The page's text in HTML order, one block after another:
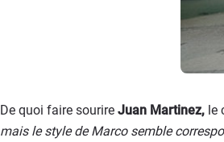
De quoi faire sourire Juan Martinez, le
mais le style de Marco semble